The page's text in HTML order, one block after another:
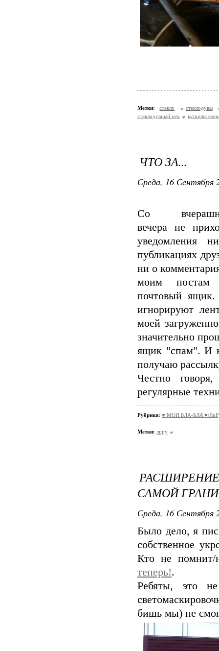
Метки: стекло
стеклодувы
стеклодувный цех
купцова
ЧТО ЗА...
Среда, 16 Сентября
Со
вечера не
уведомления
публикациях
ни о
моим постам
почтовый
игнорируют
моей
значительно
ящик "спам". И
получаю
Честно
регулярные
Рубрики: ♥ МОИ БЛA-БЛA ♥/
Метки: лиру
САМОЙ
Среда, 16 Сентября
Было дело, я
собственное
Кто не
теперь!.
Ребяты, это
бишь мы) не